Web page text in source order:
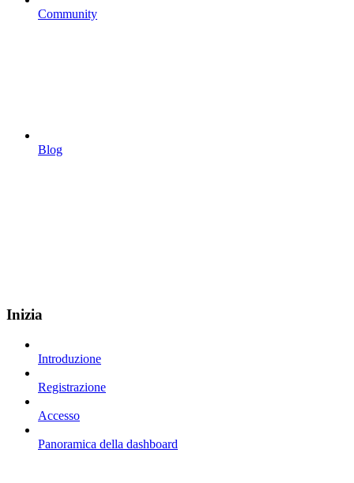
Community
Blog
Inizia
Introduzione
Registrazione
Accesso
Panoramica della dashboard